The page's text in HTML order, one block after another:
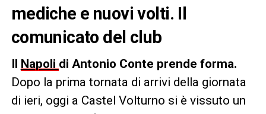
mediche e nuovi volti. Il
comunicato del club
Il Napoli di Antonio Conte prende forma.
Dopo la prima tornata di arrivi della giornata
di ieri, oggi a Castel Volturno si è vissuto un